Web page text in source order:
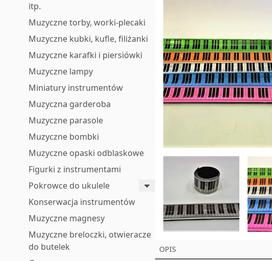
itp.
Muzyczne torby, worki-plecaki
Muzyczne kubki, kufle, filiżanki
Muzyczne karafki i piersiówki
Muzyczne lampy
Miniatury instrumentów
Muzyczna garderoba
Muzyczne parasole
Muzyczne bombki
Muzyczne opaski odblaskowe
Figurki z instrumentami
Pokrowce do ukulele
Konserwacja instrumentów
Muzyczne magnesy
Muzyczne breloczki, otwieracze
do butelek
OPIS